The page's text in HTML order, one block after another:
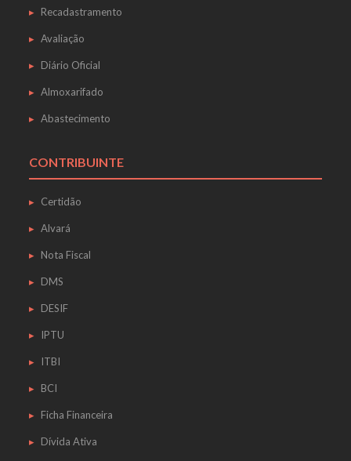
Recadastramento
Avaliação
Diário Oficial
Almoxarifado
Abastecimento
CONTRIBUINTE
Certidão
Alvará
Nota Fiscal
DMS
DESIF
IPTU
ITBI
BCI
Ficha Financeira
Dívida Ativa